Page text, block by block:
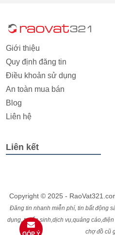
Giới thiệu
Quy định đăng tin
Điều khoản sử dụng
An toàn mua bán
Blog
Liên hệ
Liên kết
Copyright © 2025 -
Đăng tin nhanh miễn phí, tin bất động
dụng, tuyển sinh,dịch vụ,quảng
chợ đồ cũ